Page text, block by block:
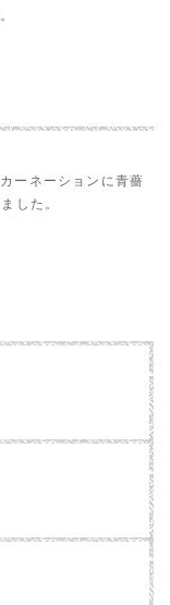
ーネーションに青薔
した。